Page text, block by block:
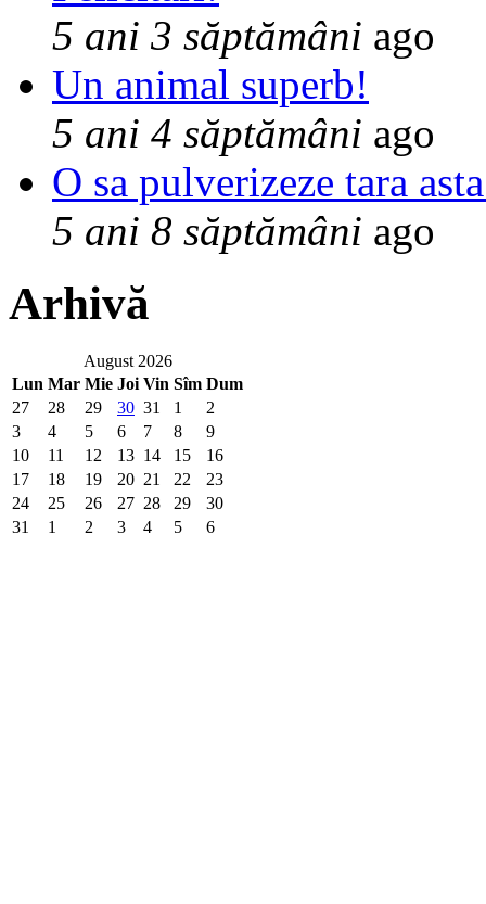
5 ani 3 săptămâni ago
Un animal superb!
5 ani 4 săptămâni ago
O sa pulverizeze tara
5 ani 8 săptămâni ago
Arhivă
August 2026
Lun Mar Mie Joi Vin Sîm Dum
27
28 29 30 31 1
2
3
4 5 6 7 8
9
10
11 12 13 14 15
16
17
18 19 20 21 22
23
24
25 26 27 28 29
30
31
1 2 3 4 5 6